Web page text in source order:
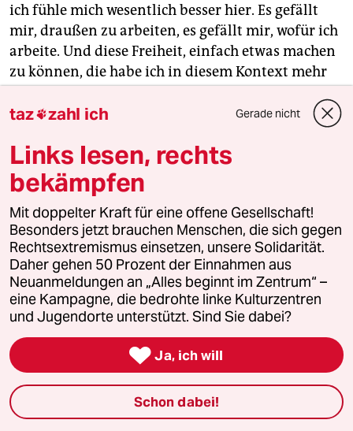
ich fühle mich wesentlich besser hier. Es gefällt
mir, draußen zu arbeiten, es gefällt mir, wofür ich
arbeite. Und diese Freiheit, einfach etwas machen
zu können, die habe ich in diesem Kontext mehr
so frustriert, nicht mehr so machtlos."
Die Engagierten stärken
Der drohende Erfolg der AfD bei den kommenden
Landtagswahlen zeigt, wie stark rechtsextreme
Kräfte inzwischen geworden sind. Gerade jetzt
braucht es Zusammenhalt und Solidarität. Auch
und vor allem mit den Menschen, die sich vor Ort
für eine starke Zivilgesellschaft einsetzen. Die taz
kooperiert deshalb mit "Alles beginnt im
Zentrum". Die Kampagne unterstützt bundesweit
linke, selbstverwaltete Orte und baut einen
solidarischen Fonds für deren Schutz und Erhalt
taz zahl ich Gerade nicht
Links lesen, rechts
bekämpfen
Mit doppelter Kraft für eine offene Gesellschaft!
Besonders jetzt brauchen Menschen, die sich gegen
Rechtsextremismus einsetzen, unsere Solidarität.
Daher gehen 50 Prozent der Einnahmen aus
Neuanmeldungen an „Alles beginnt im Zentrum“ –
eine Kampagne, die bedrohte linke Kulturzentren
und Jugendorte unterstützt. Sind Sie dabei?
 Ja, ich will
Schon dabei!